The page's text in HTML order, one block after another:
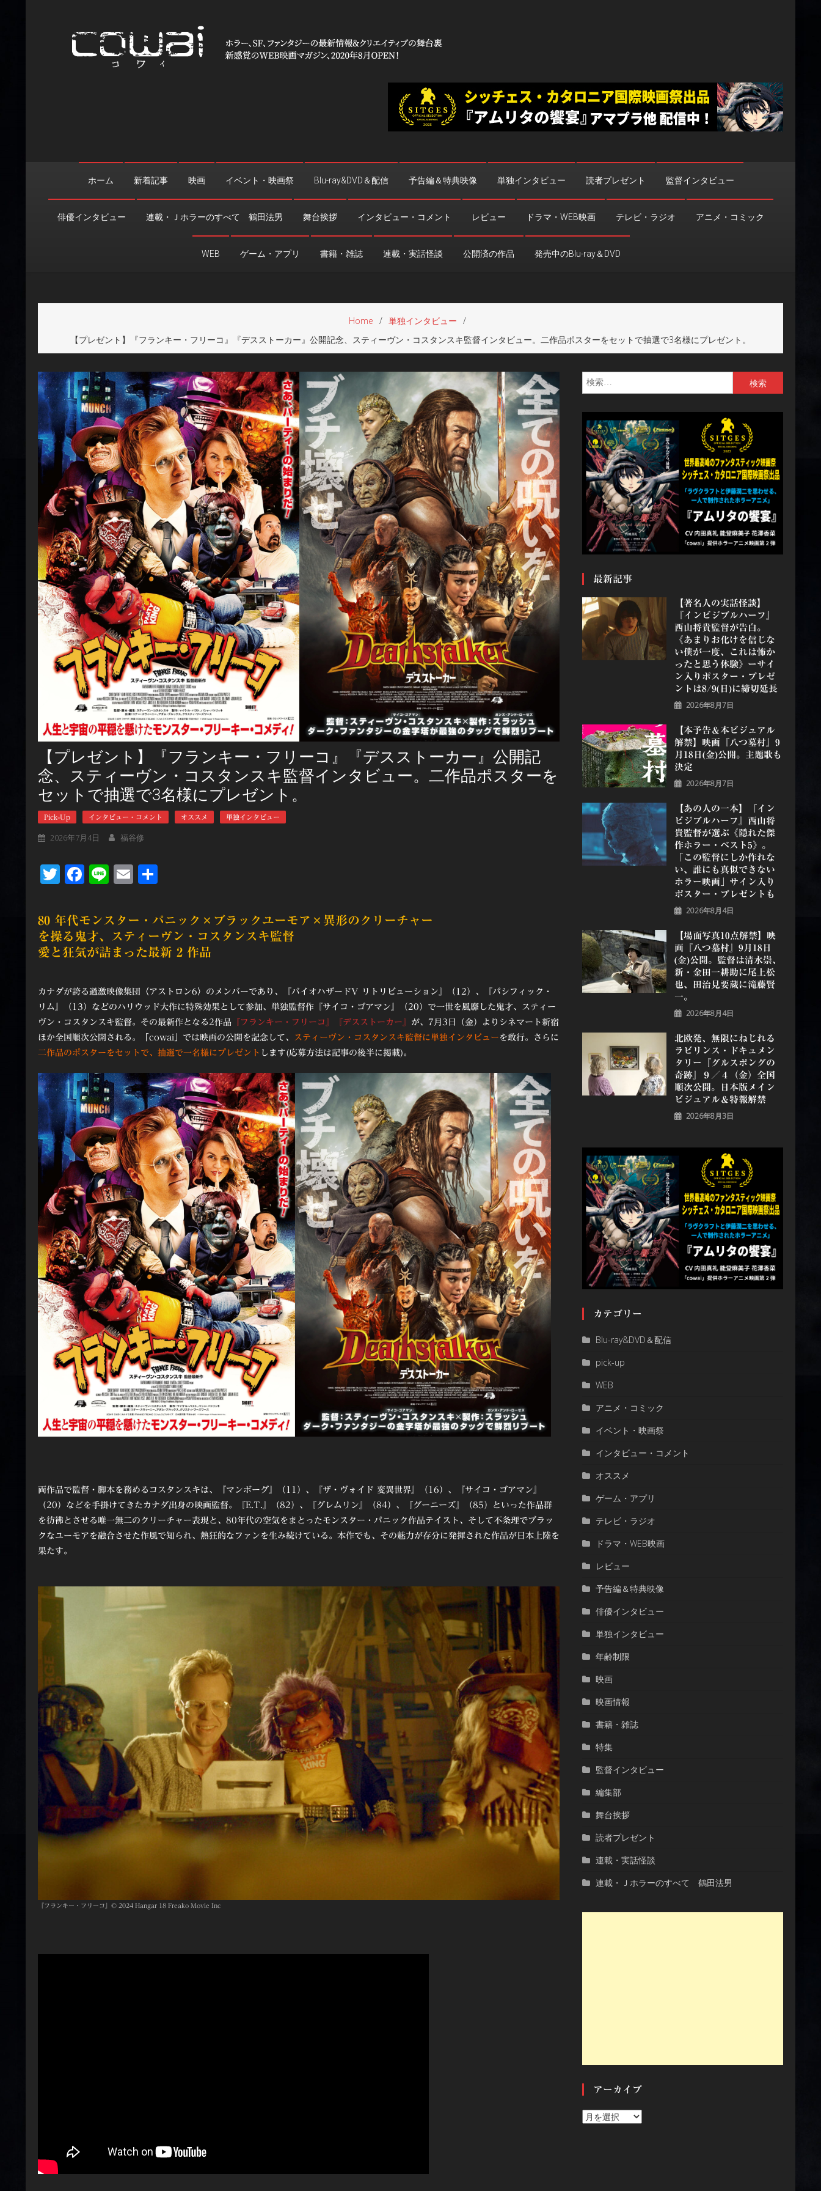
ホーム 新着記事 映画 イベント・映画祭 Blu-ray&DVD＆配信 予告編＆特典映像 単独インタビュー 読者プレゼント 監督インタビュー
俳優インタビュー 連載・Ｊホラーのすべて 鶴田法男 舞台挨拶 インタビュー・コメント レビュー ドラマ・WEB映画 テレビ・ラジオ アニメ・コミック
WEB ゲーム・アプリ 書籍・雑誌 連載・実話怪談 公開済の作品 発売中のBlu-ray＆DVD
Home
単独インタビュー
【プレゼント】『フランキー・フリーコ』『デスストーカー』公開記念、スティーヴン・コスタンスキ監督インタビュー。二作品ポスターをセットで抽選で3名様にプレゼント。
【プレゼント】『フランキー・フリーコ』『デスストーカー』公開記
念、スティーヴン・コスタンスキ監督インタビュー。二作品ポスターを
セットで抽選で3名様にプレゼント。
Pick-Up インタビュー・コメント オススメ 単独インタビュー
2026年7月4日 福谷修
Twitter
Facebook
LineEmail
80 年代モンスター・パニック×ブラックユーモア×異形のクリーチャー
を操る鬼才、スティーヴン・コスタンスキ監督
愛と狂気が詰まった最新 2 作品
カナダが誇る過激映像集団〈アストロン6〉のメンバーであり、『バイオハザードV リトリビューション』（12）、『パシフィック・
リム』（13）などのハリウッド大作に特殊効果として参加、単独監督作『サイコ・ゴアマン』（20）で一世を風靡した鬼才、スティー
ヴン・コスタンスキ監督。その最新作となる2作品 『フランキー・フリーコ』『デスストーカー』 が、7月3日（金）よりシネマート新宿
ほか全国順次公開される。「cowai」では映画の公開を記念して、
スティーヴン・コスタンスキ監督に単独インタビュー を敢行。さらに
二作品のポスターをセットで、抽選で一名様にプレゼント します(応募方法は記事の後半に掲載)。
両作品で監督・脚本を務めるコスタンスキは、『マンボーグ』（11）、『ザ・ヴォイド 変異世界』（16）、『サイコ・ゴアマン』
（20）などを手掛けてきたカナダ出身の映画監督。『E.T.』（82）、『グレムリン』（84）、『グーニーズ』（85）といった作品群
を彷彿とさせる唯一無二のクリーチャー表現と、80年代の空気をまとったモンスター・パニック作品テイスト、そして不条理でブラッ
クなユーモアを融合させた作風で知られ、熱狂的なファンを生み続けている。本作でも、その魅力が存分に発揮された作品が日本上陸を
果たす。
『フランキー・フリーコ』© 2024 Hangar 18 Freako Movie Inc
索:
最新記事
【著名人の実話怪談】
『インビジブルハーフ』
⻄⼭将貴監督が告白。
《あまりお化けを信じな
い僕が一度、これは怖か
ったと思う体験》ーサイ
ン入りポスター・プレゼ
ントは8/9(日)に締切延長
2026年8月7日
【本予告＆本ビジュアル
解禁】映画『八つ墓村』9
月18日(金)公開。主題歌も
決定
2026年8月7日
【あの人の一本】『イン
ビジブルハーフ』⻄⼭将
貴監督が選ぶ《隠れた傑
作ホラー・ベスト5》。
「この監督にしか作れな
い、誰にも真似できない
ホラー映画」サイン入り
ポスター・プレゼントも
2026年8月4日
【場面写真10点解禁】映
画『八つ墓村』9月18日
(金)公開。監督は清水崇、
新・金田一耕助に尾上松
也、田治見要蔵に滝藤賢
一。
2026年8月4日
北欧発、無限にねじれる
ラビリンス・ドキュメン
タリー『グルスポングの
奇跡』９／４（金）全国
順次公開。日本版メイン
ビジュアル＆特報解禁
2026年8月3日
カテゴリー
Blu-ray&DVD＆配信
pick-up
WEB
アニメ・コミック
イベント・映画祭
インタビュー・コメント
オススメ
ゲーム・アプリ
テレビ・ラジオ
ドラマ・WEB映画
レビュー
予告編＆特典映像
俳優インタビュー
単独インタビュー
年齢制限
映画
映画情報
書籍・雑誌
特集
監督インタビュー
編集部
舞台挨拶
読者プレゼント
連載・実話怪談
連載・Ｊホラーのすべて 鶴田法男
アーカイブ
ア